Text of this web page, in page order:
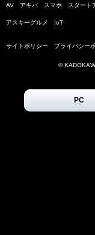
AV アキバ スマホ スタート
アスキーグルメ IoT
サイトポリシー プライバシー
©
PC